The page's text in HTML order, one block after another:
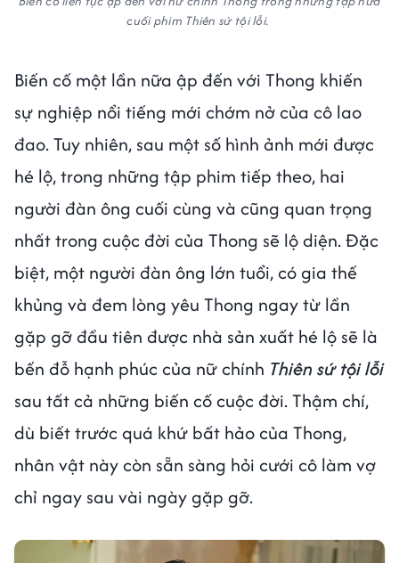
cuối phim Thiên sứ tội lỗi.
Biến cố một lần nữa ập đến với Thong khiến
sự nghiệp nổi tiếng mới chớm nở của cô lao
đao. Tuy nhiên, sau một số hình ảnh mới được
hé lộ, trong những tập phim tiếp theo, hai
người đàn ông cuối cùng và cũng quan trọng
nhất trong cuộc đời của Thong sẽ lộ diện. Đặc
biệt, một người đàn ông lớn tuổi, có gia thế
khủng và đem lòng yêu Thong ngay từ lần
gặp gỡ đầu tiên được nhà sản xuất hé lộ sẽ là
bến đỗ hạnh phúc của nữ chính Thiên sứ tội lỗi
sau tất cả những biến cố cuộc đời. Thậm chí,
dù biết trước quá khứ bất hảo của Thong,
nhân vật này còn sẵn sàng hỏi cưới cô làm vợ
chỉ ngay sau vài ngày gặp gỡ.